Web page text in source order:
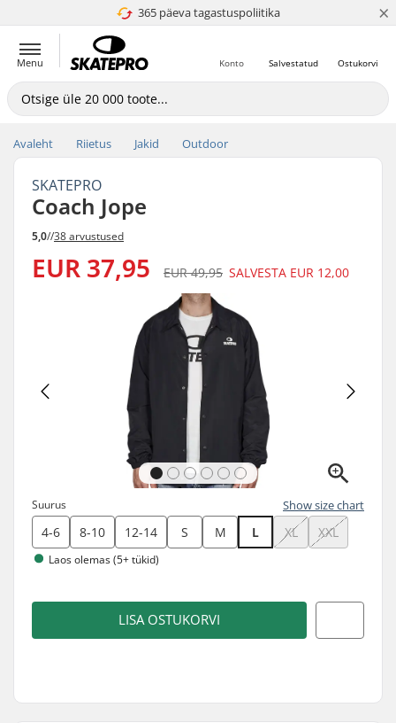
365 päeva tagastuspoliitika
4.8 paljaks 5 ×
Menu Ostukorvi
Salvestatud
Konto
Avaleht Riietus Jakid Outdoor
SKATEPRO
Coach Jope
5,0//38 arvustused
EUR 37,95 EUR 49,95 SALVESTA EUR 12,00
Suurus Show size chart
4-6 8-10 12-14 S M L XL XXL
Laos olemas (5+ tükid)
LISA OSTUKORVI